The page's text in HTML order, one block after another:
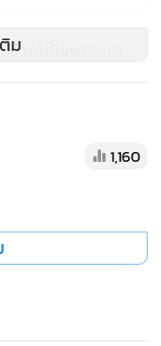
างทำไปเพราะเมา
กุม นายเอกชัย เอี่ยม
ร่วมกันหน่วงเหนี่ยว
หญิงอายุยังไม่เกินสิบ
1/1 ม.1 ต.คลองนา
งขณะนั้นอยู่ในช่วง
ม
1,160